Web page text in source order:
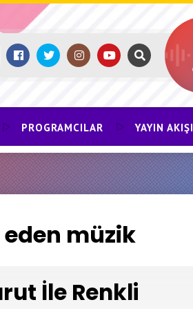
PROGRAMCILAR YAYIN AKIŞI
müzik
İle Renkli